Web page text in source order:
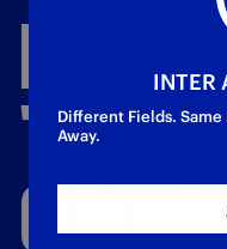
INTER
Different Fields.
Away.